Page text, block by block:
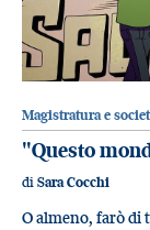
Magistratura e
"Questo
di Sara Cocchi
O almeno, farò di